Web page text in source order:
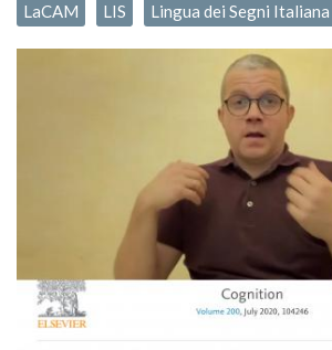
LaCAM
LIS Lingua dei Segni Italiana